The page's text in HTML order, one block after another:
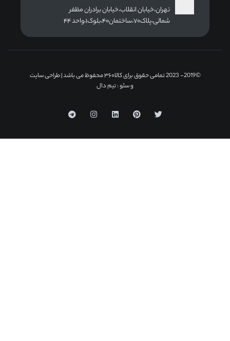
تهران،خیابان انقلاب،خیابان برادران مظفر
شمالی،پلاک۷۰،ساختمان۴۰،بلوک۱،واحد ۴۴
©2019- 2023 تمامی حقوق برای کالا۳۶۰ محفوظ می باشد |
طراحی سایت
و سئو: تیم دال